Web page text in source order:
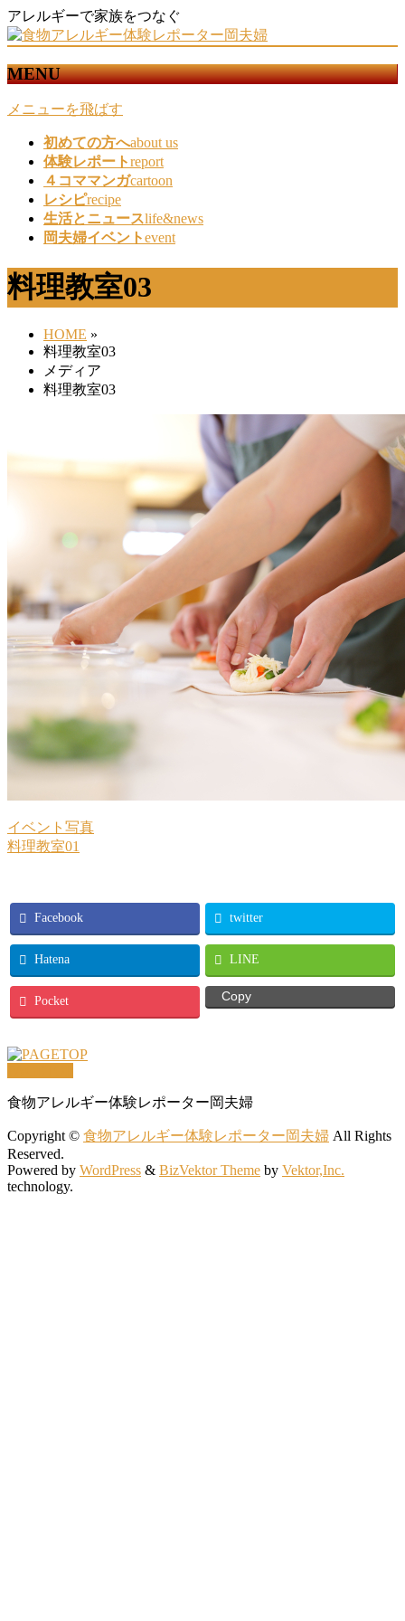
アレルギーで家族をつなぐ
MENU
メニューを飛ばす
初めての方へabout us
体験レポートreport
４コママンガcartoon
レシピrecipe
生活とニュースlife&news
岡夫婦イベントevent
料理教室03
HOME »
料理教室03
メディア
料理教室03
イベント写真
料理教室01
Facebook twitter
Hatena LINE
Pocket Copy
食物アレルギー体験レポーター岡夫婦
Copyright © 食物アレルギー体験レポーター岡夫婦 All Rights
Reserved.
Powered by WordPress & BizVektor Theme by Vektor,Inc.
technology.